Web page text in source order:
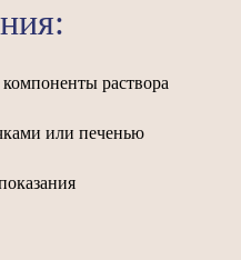
раствора
или печенью